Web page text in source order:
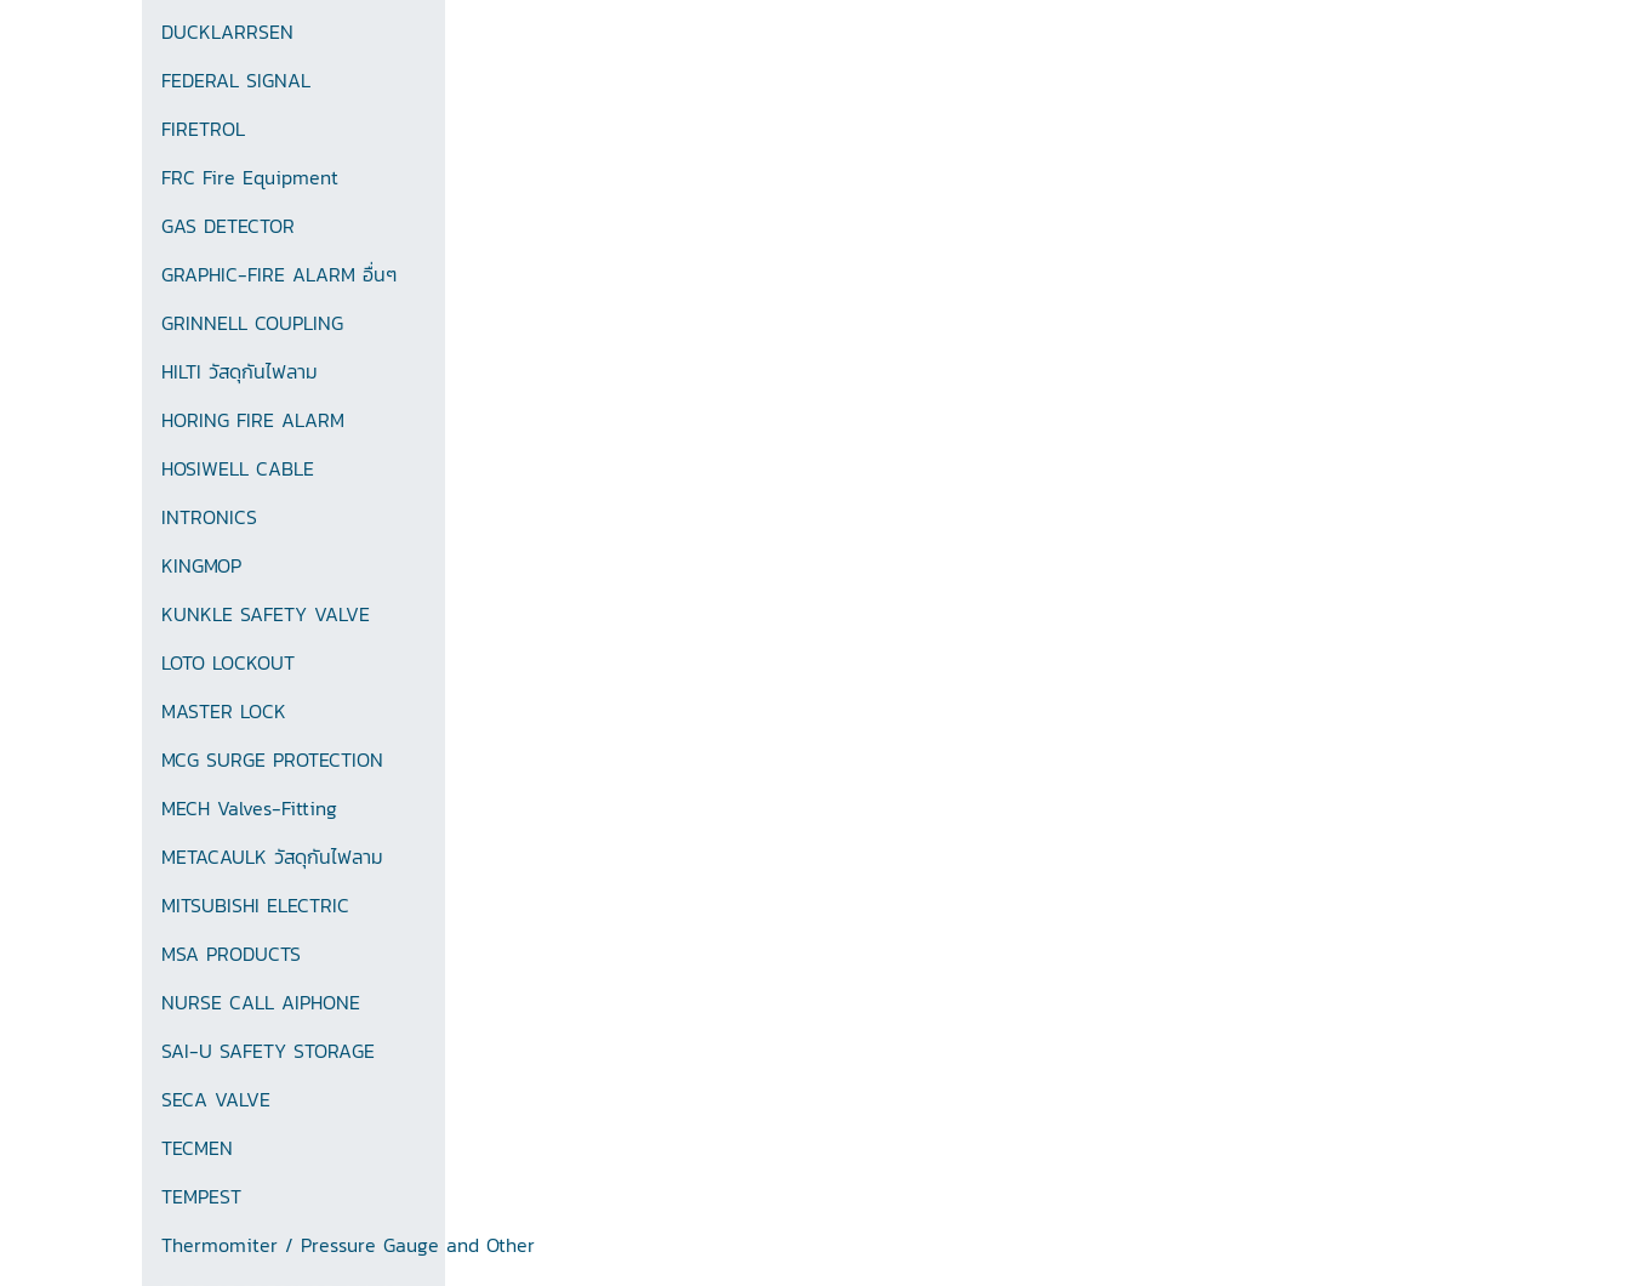
DUCKLARRSEN
FEDERAL SIGNAL
FIRETROL
FRC Fire Equipment
GAS DETECTOR
GRAPHIC-FIRE ALARM อื่นๆ
GRINNELL COUPLING
HILTI วัสดุกันไฟลาม
HORING FIRE ALARM
HOSIWELL CABLE
INTRONICS
KINGMOP
KUNKLE SAFETY VALVE
LOTO LOCKOUT
MASTER LOCK
MCG SURGE PROTECTION
MECH Valves-Fitting
METACAULK วัสดุกันไฟลาม
MITSUBISHI ELECTRIC
MSA PRODUCTS
NURSE CALL AIPHONE
SAI-U SAFETY STORAGE
SECA VALVE
TECMEN
TEMPEST
Thermomiter / Pressure Gauge and Other